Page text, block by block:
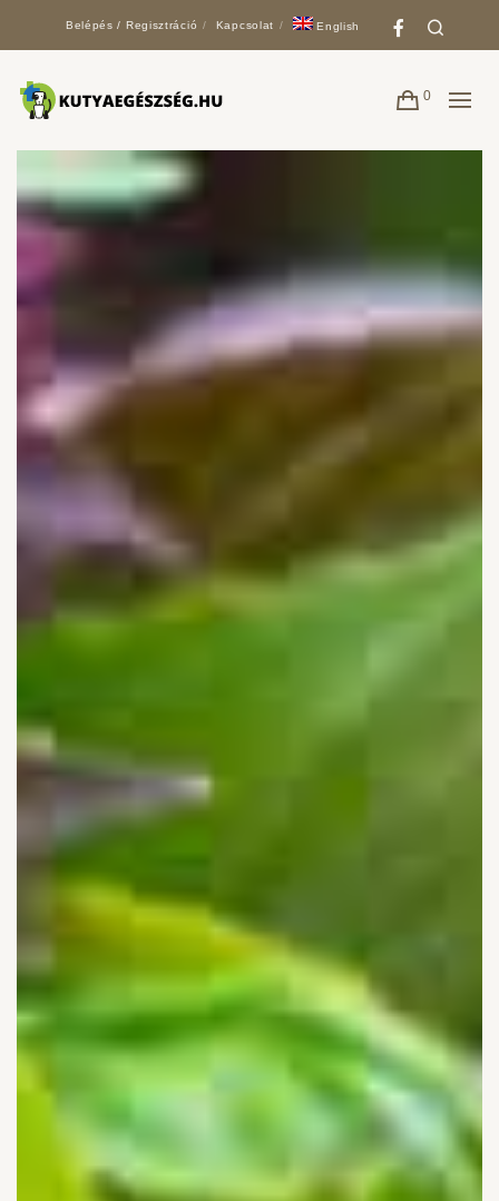
Belépés / Regisztráció Kapcsolat English
0